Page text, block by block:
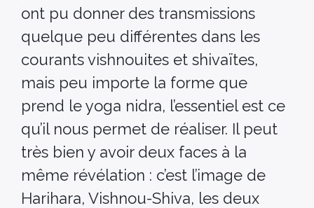
ont pu donner des transmissions
quelque peu différentes dans les
courants vishnouites et shivaïtes,
mais peu importe la forme que
prend le yoga nidra, l’essentiel est ce
qu’il nous permet de réaliser. Il peut
très bien y avoir deux faces à la
même révélation : c’est l’image de
Harihara, Vishnou-Shiva, les deux